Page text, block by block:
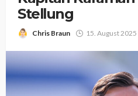
Stellung
Chris Braun 15. August 2025